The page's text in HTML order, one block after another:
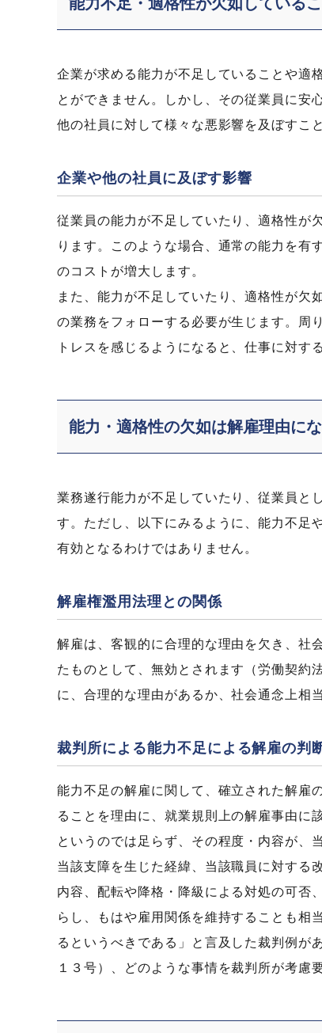
能力不足・適格性が欠如している
企業が求める能力が不足していることや適
とができません。しかし、その従業員に安
他の社員に対して様々な悪影響を及ぼすこ
企業や他の社員に及ぼす影響
従業員の能力が不足していたり、適格性が
ります。このような場合、通常の能力を有
のコストが増大します。
また、能力が不足していたり、適格性が欠
の業務をフォローする必要が生じます。周
トレスを感じるようになると、仕事に対す
能力・適格性の欠如は解雇理由に
業務遂行能力が不足していたり、従業員と
す。ただし、以下にみるように、能力不足
有効となるわけではありません。
解雇権濫用法理との関係
解雇は、客観的に合理的な理由を欠き、社
たものとして、無効とされます（労働契約
に、合理的な理由があるか、社会通念上相
裁判所による能力不足による解雇の判
能力不足の解雇に関して、確立された解雇
ることを理由に、就業規則上の解雇事由に
というのでは足らず、その程度・内容が、
当該支障を生じた経緯、当該職員に対する
内容、配転や降格・降級による対処の可否
らし、もはや雇用関係を維持することも相
るというべきである」と言及した裁判例
１３号）、どのような事情を裁判所が考慮